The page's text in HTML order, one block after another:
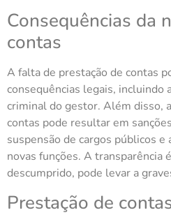
Consequências da
contas
A falta de prestação de contas
consequências legais, incluindo
criminal do gestor. Além disso,
contas pode resultar em
suspensão de cargos públicos e
novas funções. A transparência
descumprido, pode levar a
Prestação de